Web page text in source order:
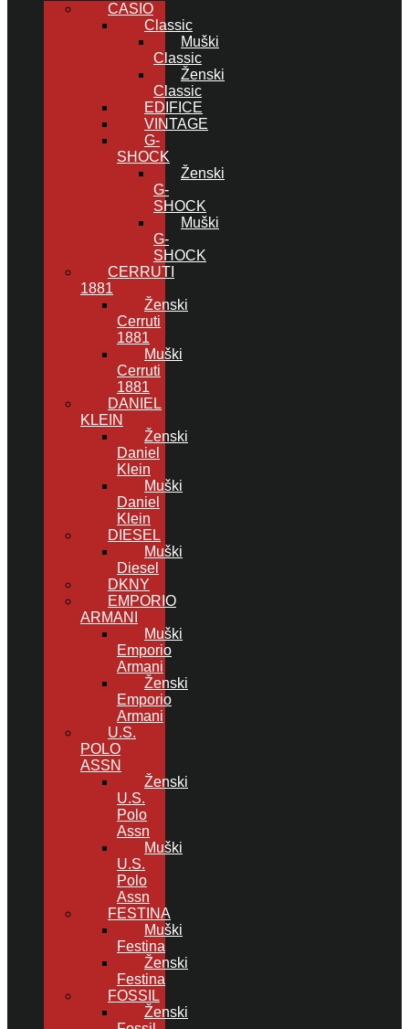
CASIO
Classic
Muški
Classic
Ženski
Classic
EDIFICE
VINTAGE
G-
SHOCK
Ženski
G-
SHOCK
Muški
G-
SHOCK
CERRUTI
1881
Ženski
Cerruti
1881
Muški
Cerruti
1881
DANIEL
KLEIN
Ženski
Daniel
Klein
Muški
Daniel
Klein
DIESEL
Muški
Diesel
DKNY
EMPORIO
ARMANI
Muški
Emporio
Armani
Ženski
Emporio
Armani
U.S.
POLO
ASSN
Ženski
U.S.
Polo
Assn
Muški
U.S.
Polo
Assn
FESTINA
Muški
Festina
Ženski
Festina
FOSSIL
Ženski